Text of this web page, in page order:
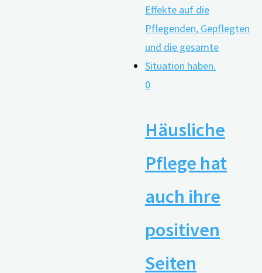
0
Häusliche
Pflege hat
auch ihre
positiven
Seiten